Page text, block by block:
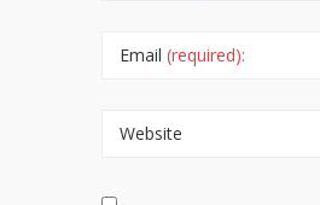
Email (required):
Website